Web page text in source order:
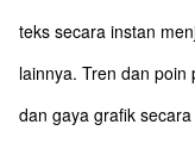
teks secara instan
lainnya. Tren dan
dan gaya grafik